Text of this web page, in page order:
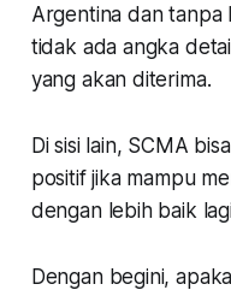
Argentina dan tanpa
tidak ada angka
yang akan diterima.
Di sisi lain, SCMA
positif jika mampu
dengan lebih baik
Dengan begini,